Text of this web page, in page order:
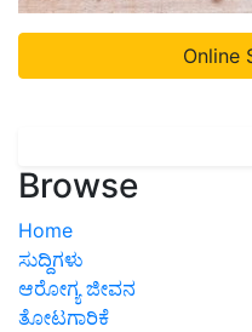
Online
Browse
Home
ಸುದ್ದಿಗಳು
ಆರೋಗ್ಯ ಜೀವನ
ತೋಟಗಾರಿಕೆ